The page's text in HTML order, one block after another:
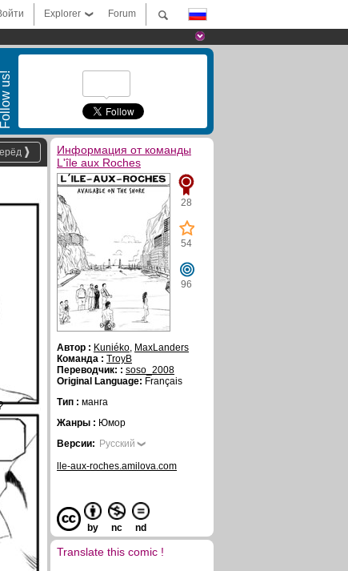
Forum
Explorer
Follow us!
Информация от команды
L'île aux Roches
28
54
96
Автор : Kuniéko, MaxLanders
Команда : TroyB
Переводчик: : soso_2008
Original Language: Français
Тип : манга
Жанры : Юмор
Версии: Русский
lle-aux-roches.amilova.com
by nc nd
Translate this comic !